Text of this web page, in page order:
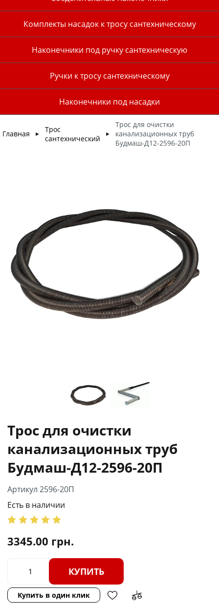
Комплекты насадок к тросу сантехническому
Наконечники под ручку сантехническую
Ручки к тросу сантехническому
Наконечники под насадки
Главная ►
Трос
сантехнический
►
Трос для очистки
канализационных труб
Будмаш-Д12-2596-20П
Трос для очистки
канализационных труб
Будмаш-Д12-2596-20П
Артикул 2596-20П
Есть в наличии
3345.00 грн.
КУПИТЬ
Купить в один клик